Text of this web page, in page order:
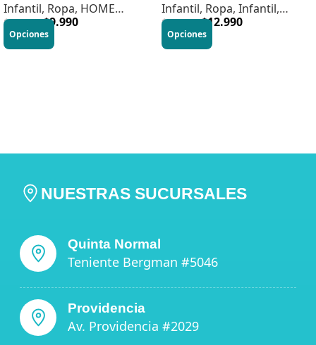
Infantil, Ropa, HOME
INFANTIL
$19.990 $9.990
Opciones
Infantil, Ropa, Infantil,
Vestuario
$22.990 $12.990
Opciones
NUESTRAS SUCURSALES
Quinta Normal
Teniente Bergman #5046
Providencia
Av. Providencia #2029